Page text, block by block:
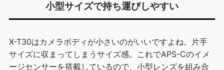
小型サイズで持ち運びしやすい
X-T30はカメラボディが小さいのがいいですよね。片手
サイズに収まってしまうサイズ感。これでAPS-Cのイメ
ージセンサーを搭載しているので、小型レンズを組み合